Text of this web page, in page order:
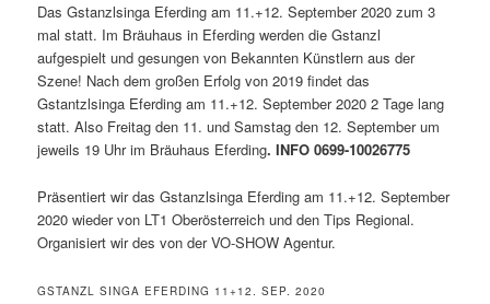
Das Gstanzlsinga Eferding am 11.+12. September 2020 zum 3
mal statt. Im Bräuhaus in Eferding werden die Gstanzl
aufgespielt und gesungen von Bekannten Künstlern aus der
Szene! Nach dem großen Erfolg von 2019 findet das
Gstantzlsinga Eferding am 11.+12. September 2020 2 Tage lang
statt. Also Freitag den 11. und Samstag den 12. September um
jeweils 19 Uhr im Bräuhaus Eferding. INFO 0699-10026775
Präsentiert wir das Gstanzlsinga Eferding am 11.+12. September
2020 wieder von LT1 Oberösterreich und den Tips Regional.
Organisiert wir des von der VO-SHOW Agentur.
GSTANZL SINGA EFERDING 11+12. SEP. 2020